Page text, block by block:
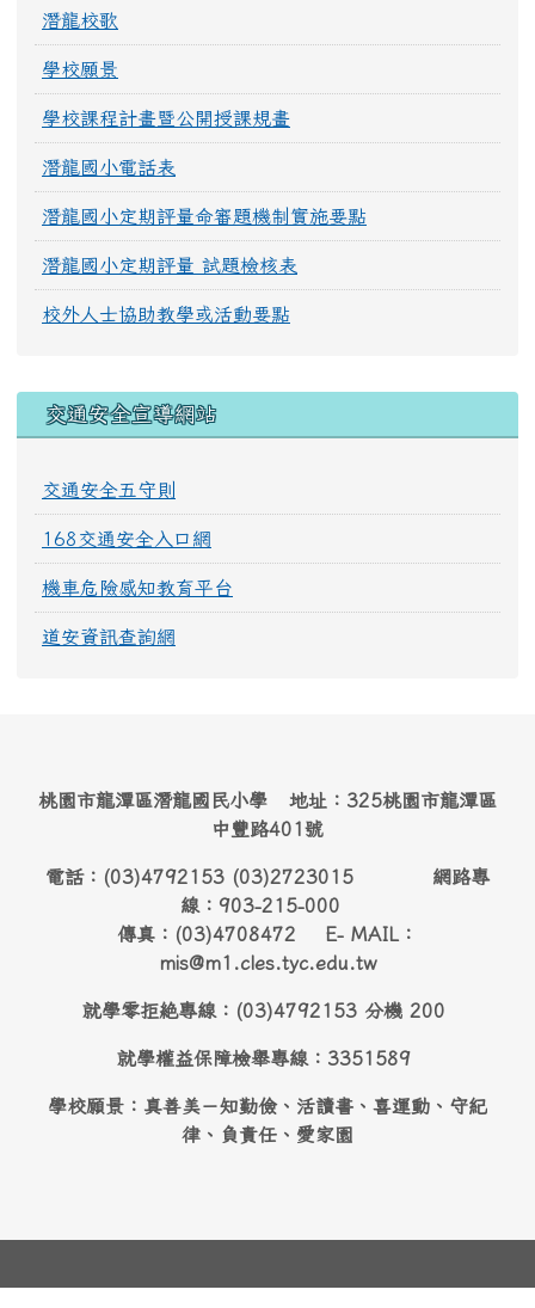
潛龍校歌
學校願景
學校課程計畫暨公開授課規畫
潛龍國小電話表
潛龍國小定期評量命審題機制實施要點
潛龍國小定期評量 試題檢核表
校外人士協助教學或活動要點
交通安全宣導網站
交通安全五守則
168交通安全入口網
機車危險感知教育平台
道安資訊查詢網
桃園市龍潭區潛龍國民小學 地址：325桃園市龍潭區
中豐路401號
電話：(03)4792153 (03)2723015 網路專
線：903-215-000
傳真：(03)4708472 E- MAIL：
mis@m1.cles.tyc.edu.tw
就學零拒絶專線：(03)4792153 分機 200
就學權益保障檢舉專線：3351589
學校願景：真善美－知勤儉、活讀書、喜運動、守紀
律、負責任、愛家園